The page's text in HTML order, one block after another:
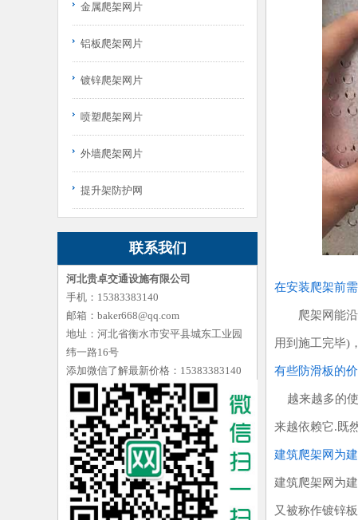
金属爬架网片
铝板爬架网片
镀锌爬架网片
喷塑爬架网片
外墙爬架网片
提升架防护网
联系我们
河北贵卓交通设施有限公司
手机：15383383140
邮箱：baker668@qq.com
地址：河北省衡水市安平县城东工业园
纬一路16号
添加微信了解最新价格：15383383140
在安装爬架前
爬架网能沿着
用到施工完毕
有些防滑板的
越来越多的使
来越依赖它.既
建筑爬架网为
建筑爬架网为
又被称作镀锌